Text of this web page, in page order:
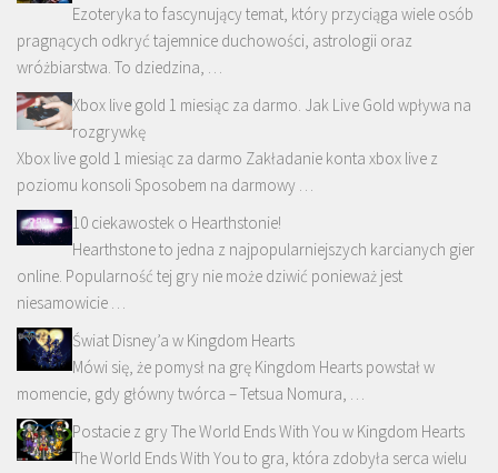
Ezoteryka to fascynujący temat, który przyciąga wiele osób
pragnących odkryć tajemnice duchowości, astrologii oraz
wróżbiarstwa. To dziedzina, …
Xbox live gold 1 miesiąc za darmo. Jak Live Gold wpływa na
rozgrywkę
Xbox live gold 1 miesiąc za darmo Zakładanie konta xbox live z
poziomu konsoli Sposobem na darmowy …
10 ciekawostek o Hearthstonie!
Hearthstone to jedna z najpopularniejszych karcianych gier
online. Popularność tej gry nie może dziwić ponieważ jest
niesamowicie …
Świat Disney’a w Kingdom Hearts
Mówi się, że pomysł na grę Kingdom Hearts powstał w
momencie, gdy główny twórca – Tetsua Nomura, …
Postacie z gry The World Ends With You w Kingdom Hearts
The World Ends With You to gra, która zdobyła serca wielu